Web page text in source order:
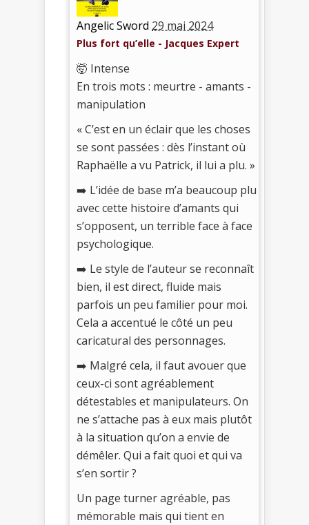
Angelic Sword 29 mai 2024
Plus fort qu’elle - Jacques Expert
🤯 Intense
En trois mots : meurtre - amants -
manipulation
« C’est en un éclair que les choses
se sont passées : dès l’instant où
Raphaëlle a vu Patrick, il lui a plu. »
➡️ L’idée de base m’a beaucoup plu
avec cette histoire d’amants qui
s’opposent, un terrible face à face
psychologique.
➡️ Le style de l’auteur se reconnaît
bien, il est direct, fluide mais
parfois un peu familier pour moi.
Cela a accentué le côté un peu
caricatural des personnages.
➡️ Malgré cela, il faut avouer que
ceux-ci sont agréablement
détestables et manipulateurs. On
ne s’attache pas à eux mais plutôt
à la situation qu’on a envie de
démêler. Qui a fait quoi et qui va
s’en sortir ?
Un page turner agréable, pas
mémorable mais qui tient en